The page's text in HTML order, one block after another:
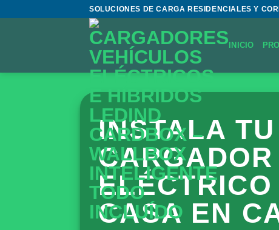
SOLUCIONES DE CARGA RESIDENCIALES Y
INICIO
INSTALA TU
ELÉCTRICO
CASA EN